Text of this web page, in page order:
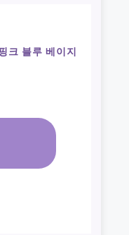
크 블루 베이지